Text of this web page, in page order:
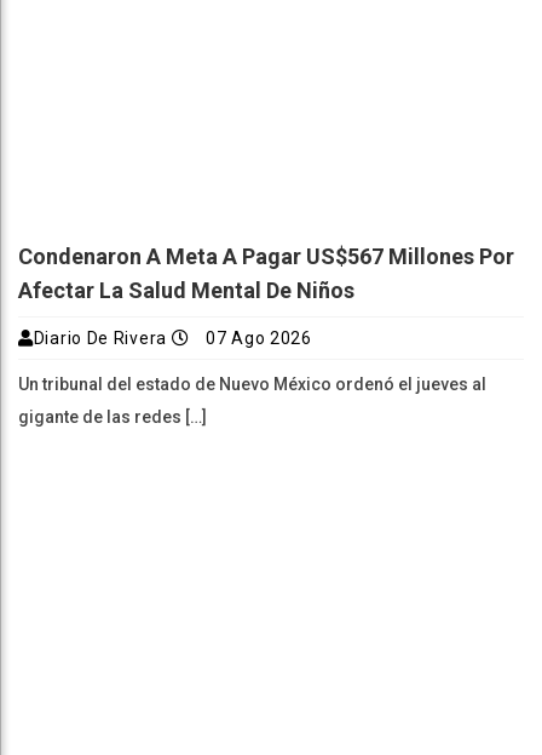
Condenaron A Meta A Pagar US$567 Millones Por
Afectar La Salud Mental De Niños
Diario De Rivera 07 Ago 2026
Un tribunal del estado de Nuevo México ordenó el jueves al
gigante de las redes […]